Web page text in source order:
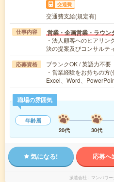
交通費
交通費支給(規定有)
仕事内容 営業・企画営業・ラウン
・法人顧客へのヒアリ
決の提案及びコンサルテ
応募資格
ブランクOK / 英語力不要
・営業経験をお持ちの方
Excel、Word、
職場の雰囲気
年齢層
20代
30代
気になる! 応募へ
派遣会社 マンパワ